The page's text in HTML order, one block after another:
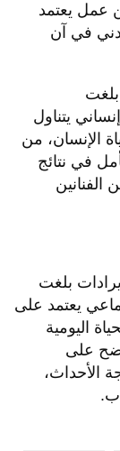
عمل يعتمد
في آن
بلغت
إنساني يتناول
الإنسان، من
في نتائج
بلغت
يعتمد على
اليومية
على
الأحداث،